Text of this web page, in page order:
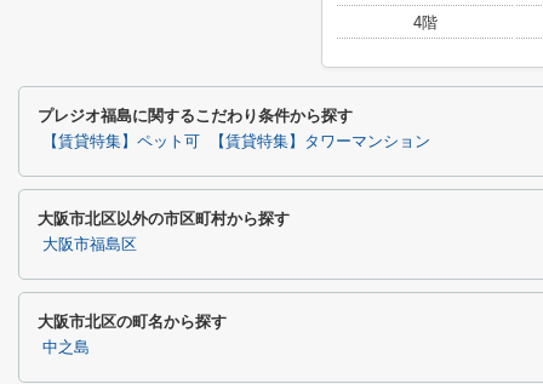
4階
プレジオ福島に関するこだわり条件から探す
【賃貸特集】ペット可 【賃貸特集】タワーマンション
大阪市北区以外の市区町村から探す
大阪市福島区
大阪市北区の町名から探す
中之島